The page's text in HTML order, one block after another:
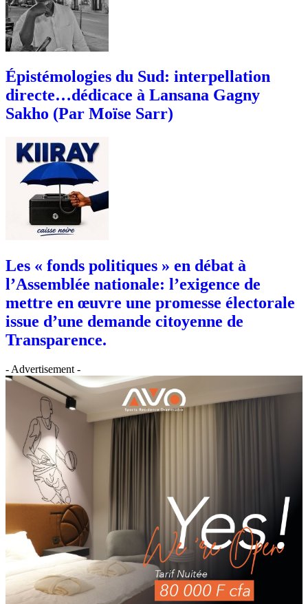
Épistémologies du Sud: interpellation
directe…dédicace à Lansana Gagny
Sakho (Par Moïse Sarr)
Les « fonds politiques » en débat à
l’Assemblée nationale: l’exigence de
mettre en œuvre une promesse électorale
issue d’une demande citoyenne de
Transparence.
- Advertisement -